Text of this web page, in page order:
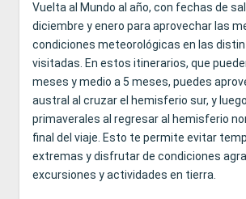
Vuelta al Mundo al año, con fechas de
diciembre y enero para aprovechar las
condiciones meteorológicas en las
visitadas. En estos itinerarios, que
meses y medio a 5 meses, puedes
austral al cruzar el hemisferio sur, y
primaverales al regresar al hemisferio
final del viaje. Esto te permite evitar
extremas y disfrutar de condiciones
excursiones y actividades en tierra.